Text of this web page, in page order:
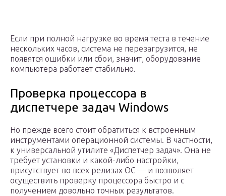
Если при полной нагрузке во время теста в течение
нескольких часов, система не перезагрузится, не
появятся ошибки или сбои, значит, оборудование
компьютера работает стабильно.
Проверка процессора в
диспетчере задач Windows
Но прежде всего стоит обратиться к встроенным
инструментами операционной системы. В частности,
к универсальной утилите «Диспетчер задач». Она не
требует установки и какой-либо настройки,
присутствует во всех релизах ОС — и позволяет
осуществить проверку процессора быстро и с
получением довольно точных результатов.